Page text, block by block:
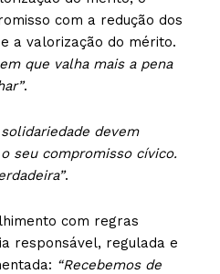
com a redução dos
a valorização do mérito.
que valha mais a pena
.
devem
seu compromisso cívico.
.
com regras
responsável, regulada e
“Recebemos de